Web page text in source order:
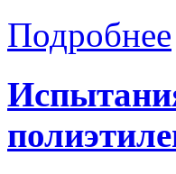
Подробнее